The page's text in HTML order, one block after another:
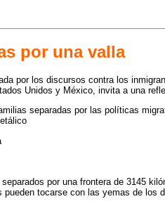
por una valla
por los discursos contra los
Unidos y México, invita a una
separadas por las políticas
por una frontera de 3145
pueden tocarse con las yemas de los